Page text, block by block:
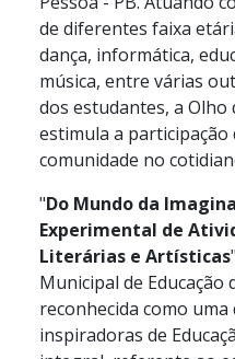
de diferentes faixa
dança, informática,
música, entre várias
dos estudantes, a
estimula a participação
comunidade no
"Do Mundo da
Experimental de
Literárias e Artísticas
Municipal de Educação
reconhecida como uma
inspiradoras de